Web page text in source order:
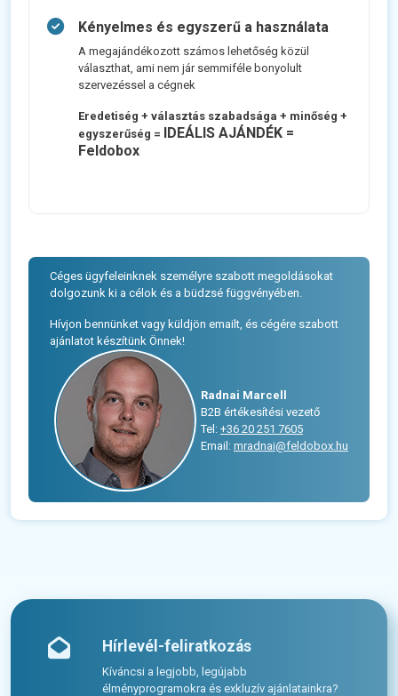
Kényelmes és egyszerű a használata
A megajándékozott számos lehetőség közül
választhat, ami nem jár semmiféle bonyolult
szervezéssel a cégnek
Eredetiség + választás szabadsága + minőség +
egyszerűség =
IDEÁLIS AJÁNDÉK =
Feldobox
Céges ügyfeleinknek személyre szabott megoldásokat
dolgozunk ki a célok és a büdzsé függvényében.
Hívjon bennünket vagy küldjön emailt, és cégére szabott
ajánlatot készítünk Önnek!
Radnai Marcell
B2B értékesítési vezető
Tel: +36 20 251 7605
Email: mradnai@feldobox.hu
Hírlevél-feliratkozás
Kíváncsi a legjobb, legújabb
élményprogramokra és exkluzív ajánlatainkra?